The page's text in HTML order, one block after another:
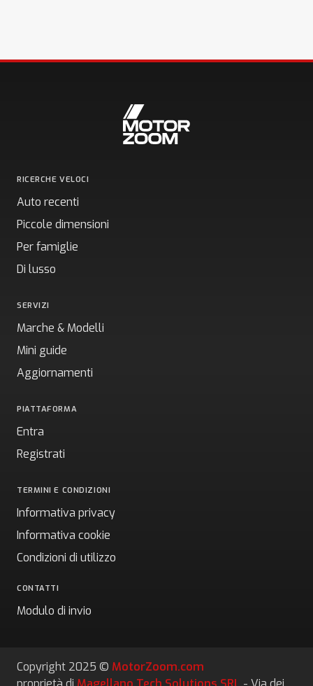
RICERCHE VELOCI
Auto recenti
Piccole dimensioni
Per famiglie
Di lusso
SERVIZI
Marche & Modelli
Mini guide
Aggiornamenti
PIATTAFORMA
Entra
Registrati
TERMINI E CONDIZIONI
Informativa privacy
Informativa cookie
Condizioni di utilizzo
CONTATTI
Modulo di invio
Copyright 2025 © MotorZoom.com